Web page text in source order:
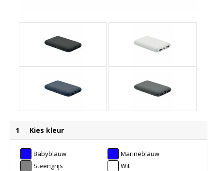
1 Kies kleur
Babyblauw
Marineblauw
Steengrijs
Wit